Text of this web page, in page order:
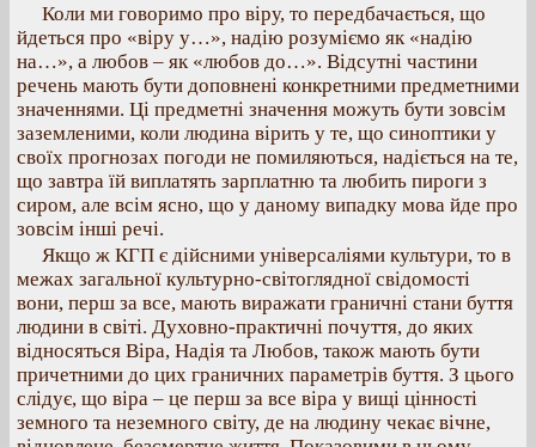
Коли ми говоримо про віру, то передбачається, що
йдеться про «віру у…», надію розуміємо як «надію
на…», а любов – як «любов до…». Відсутні частини
речень мають бути доповнені конкретними предметними
значеннями. Ці предметні значення можуть бути зовсім
заземленими, коли людина вірить у те, що синоптики у
своїх прогнозах погоди не помиляються, надіється на те,
що завтра їй виплатять зарплатню та любить пироги з
сиром, але всім ясно, що у даному випадку мова йде про
зовсім інші речі.
Якщо ж КГП є дійсними універсаліями культури, то в
межах загальної культурно-світоглядної свідомості
вони, перш за все, мають виражати граничні стани буття
людини в світі. Духовно-практичні почуття, до яких
відносяться Віра, Надія та Любов, також мають бути
причетними до цих граничних параметрів буття. З цього
слідує, що віра – це перш за все віра у вищі цінності
земного та неземного світу, де на людину чекає вічне,